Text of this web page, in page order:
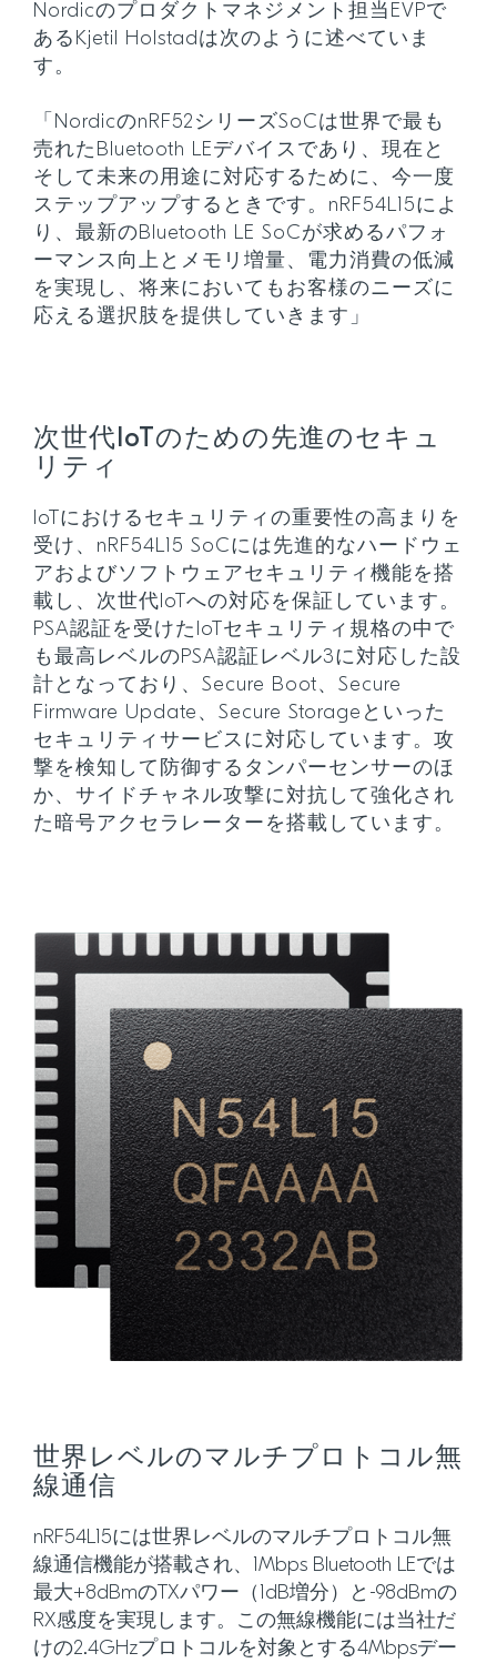
Nordicのプロダクトマネジメント担当EVPで
あるKjetil Holstadは次のように述べていま
す。
「NordicのnRF52シリーズSoCは世界で最も
売れたBluetooth LEデバイスであり、現在と
そして未来の用途に対応するために、今一度
ステップアップするときです。nRF54L15によ
り、最新のBluetooth LE SoCが求めるパフォ
ーマンス向上とメモリ増量、電力消費の低減
を実現し、将来においてもお客様のニーズに
応える選択肢を提供していきます」
次世代IoTのための先進のセキュ
リティ
IoTにおけるセキュリティの重要性の高まりを
受け、nRF54L15 SoCには先進的なハードウェ
アおよびソフトウェアセキュリティ機能を搭
載し、次世代IoTへの対応を保証しています。
PSA認証を受けたIoTセキュリティ規格の中で
も最高レベルのPSA認証レベル3に対応した設
計となっており、Secure Boot、Secure
Firmware Update、Secure Storageといった
セキュリティサービスに対応しています。攻
撃を検知して防御するタンパーセンサーのほ
か、サイドチャネル攻撃に対抗して強化され
た暗号アクセラレーターを搭載しています。
世界レベルのマルチプロトコル無
線通信
nRF54L15には世界レベルのマルチプロトコル無
線通信機能が搭載され、1Mbps Bluetooth LEでは
最大+8dBmのTXパワー（1dB増分）と-98dBmの
RX感度を実現します。この無線機能には当社だ
けの2.4GHzプロトコルを対象とする4Mbpsデー